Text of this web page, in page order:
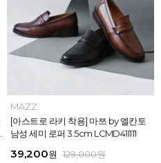
INTENSE
[아스트로 엠제이 착용] 인텐스 by 엘
칸토 남성 클래식 스니커즈 3cm LC
45,900원 129,000원
MAZZ
[아스트로 라키 착용] 마쯔 by 엘칸토
남성 세미 로퍼 3.5cm LCMD41I111
39,200원 129,000원
MAZZ
[안보현 착용] 마쯔 by 엘칸토 남성 캐
쥬얼 플렉시블 로퍼 2cm LCMC93M
38,250원 159,000원
MAZZ
마쯔 by 엘칸토 남성 캐주얼 더비 슈
즈 2.4cm LCMC21M326
38,250원 129,000원
INTENSE
[아스트로 엠제이 착용] 인텐스 by 엘
칸토 남성 클래식 스니커즈 3cm LC
45,900원 129,000원
MAZZ
[아스트로 라키 착용] 마쯔 by 엘칸토
남성 세미 로퍼 3.5cm LCMD41I111
39,200원 129,000원